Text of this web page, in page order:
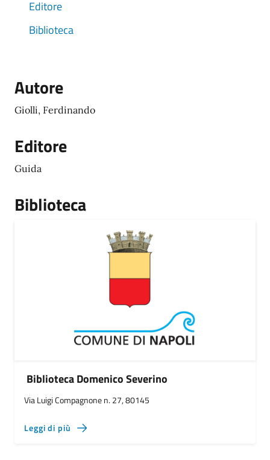
Editore
Biblioteca
Autore
Giolli, Ferdinando
Editore
Guida
Biblioteca
Biblioteca Domenico Severino
Via Luigi Compagnone n. 27, 80145
Leggi di più